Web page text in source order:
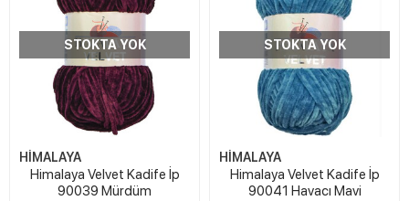
STOKTA YOK
HİMALAYA
Himalaya Velvet Kadife İp
90039 Mürdüm
STOKTA YOK
HİMALAYA
Himalaya Velvet Kadife İp
90041 Havacı Mavi